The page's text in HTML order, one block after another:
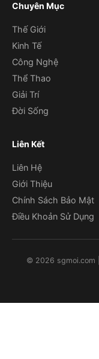
Chuyên Mục
Thế Giới
Kinh Tế
Công Nghệ
Thể Thao
Giải Trí
Đời Sống
Liên Kết
Liên Hệ
Giới Thiệu
Chính Sách Bảo Mật
Điều Khoản Sử Dụng
© 2026 sgmoi.com